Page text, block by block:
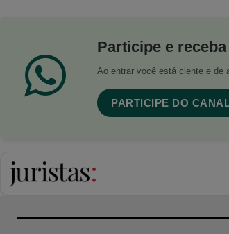
Participe e
Ao entrar você está ciente e de
PARTICIPE DO